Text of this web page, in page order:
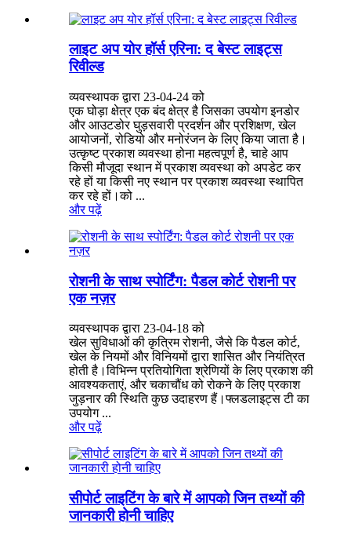
लाइट अप योर हॉर्स एरिना: द बेस्ट लाइट्स
रिवील्ड
व्यवस्थापक द्वारा 23-04-24 को
एक घोड़ा क्षेत्र एक बंद क्षेत्र है जिसका उपयोग इनडोर
और आउटडोर घुड़सवारी प्रदर्शन और प्रशिक्षण, खेल
आयोजनों, रोडियो और मनोरंजन के लिए किया जाता है।
उत्कृष्ट प्रकाश व्यवस्था होना महत्वपूर्ण है, चाहे आप
किसी मौजूदा स्थान में प्रकाश व्यवस्था को अपडेट कर
रहे हों या किसी नए स्थान पर प्रकाश व्यवस्था स्थापित
कर रहे हों।को ...
और पढ़ें
रोशनी के साथ स्पोर्टिंग: पैडल कोर्ट रोशनी पर
एक नज़र
व्यवस्थापक द्वारा 23-04-18 को
खेल सुविधाओं की कृत्रिम रोशनी, जैसे कि पैडल कोर्ट,
खेल के नियमों और विनियमों द्वारा शासित और नियंत्रित
होती है।विभिन्न प्रतियोगिता श्रेणियों के लिए प्रकाश की
आवश्यकताएं, और चकाचौंध को रोकने के लिए प्रकाश
जुड़नार की स्थिति कुछ उदाहरण हैं।फ्लडलाइट्स टी का
उपयोग ...
और पढ़ें
सीपोर्ट लाइटिंग के बारे में आपको जिन तथ्यों की
जानकारी होनी चाहिए